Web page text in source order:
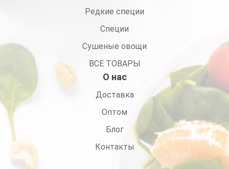
Редкие специи
Специи
Сушеные овощи
ВСЕ ТОВАРЫ
О нас
Доставка
Оптом
Блог
Контакты